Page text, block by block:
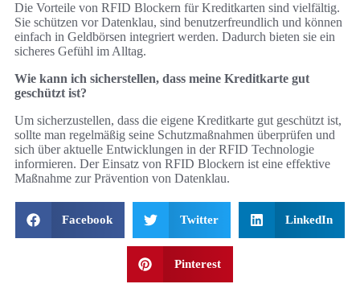
Die Vorteile von RFID Blockern für Kreditkarten sind vielfältig.
Sie schützen vor Datenklau, sind benutzerfreundlich und können
einfach in Geldbörsen integriert werden. Dadurch bieten sie ein
sicheres Gefühl im Alltag.
Wie kann ich sicherstellen, dass meine Kreditkarte gut
geschützt ist?
Um sicherzustellen, dass die eigene Kreditkarte gut geschützt ist,
sollte man regelmäßig seine Schutzmaßnahmen überprüfen und
sich über aktuelle Entwicklungen in der RFID Technologie
informieren. Der Einsatz von RFID Blockern ist eine effektive
Maßnahme zur Prävention von Datenklau.
Facebook Twitter LinkedIn
Pinterest